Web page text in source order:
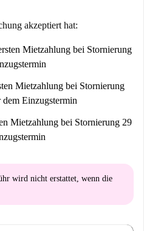
akzeptiert hat:
Mietzahlung bei Stornierung
Mietzahlung bei Stornierung
Einzugstermin
Mietzahlung bei Stornierung 29
wird nicht erstattet, wenn die